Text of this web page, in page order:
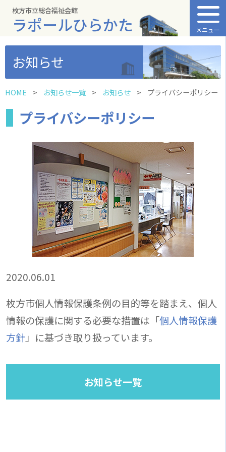
枚方市立総合福祉会館
ラポールひらかた メニュー
お知らせ
HOME お知らせ一覧 お知らせ プライバシーポリシー
プライバシーポリシー
2020.06.01
枚方市個人情報保護条例の目的等を踏まえ、個人
情報の保護に関する必要な措置は「個人情報保護
方針」に基づき取り扱っています。
お知らせ一覧